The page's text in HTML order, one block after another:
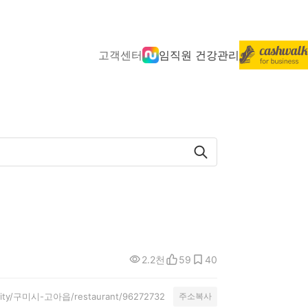
고객센터 임직원 건강관리
2.2천 59 40
구미시-고아읍/restaurant/96272732 주소복사